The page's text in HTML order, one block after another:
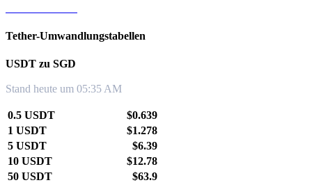
Tether-Umwandlungstabellen
USDT zu SGD
Stand heute um 05:35 AM
0.5 USDT
$0.639
1 USDT
$1.278
5 USDT
$6.39
10 USDT
$12.78
50 USDT
$63.9